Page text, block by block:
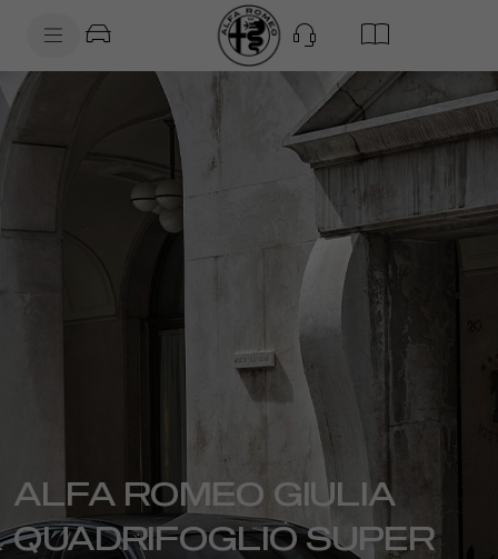
SkiptoNavigationText
ALFA ROMEO GIULIA
QUADRIFOGLIO SUPER